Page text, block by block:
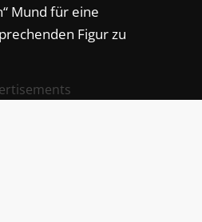
Mund für eine
Figur zu